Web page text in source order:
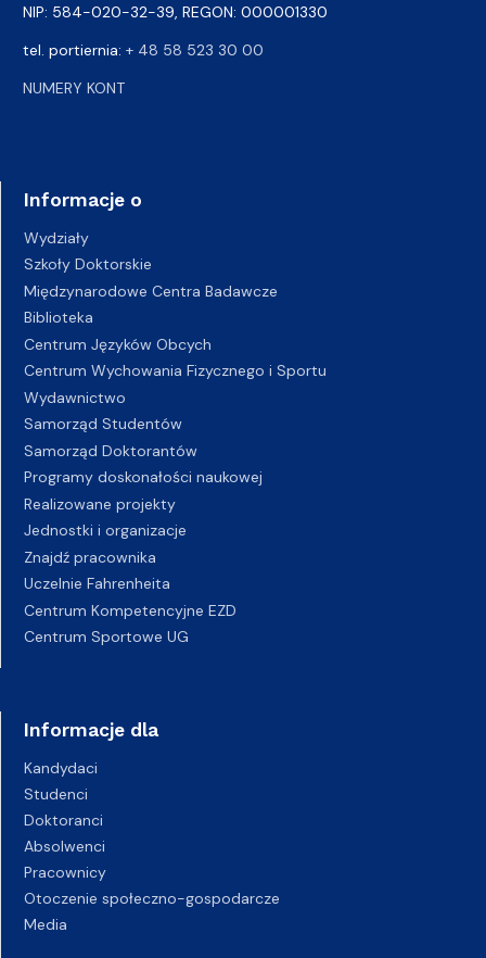
NIP: 584-020-32-39, REGON: 000001330
tel. portiernia: + 48 58 523 30 00
NUMERY KONT
Informacje o
Wydziały
Szkoły Doktorskie
Międzynarodowe Centra Badawcze
Biblioteka
Centrum Języków Obcych
Centrum Wychowania Fizycznego i Sportu
Wydawnictwo
Samorząd Studentów
Samorząd Doktorantów
Programy doskonałości naukowej
Realizowane projekty
Jednostki i organizacje
Znajdź pracownika
Uczelnie Fahrenheita
Centrum Kompetencyjne EZD
Centrum Sportowe UG
Informacje dla
Kandydaci
Studenci
Doktoranci
Absolwenci
Pracownicy
Otoczenie społeczno-gospodarcze
Media